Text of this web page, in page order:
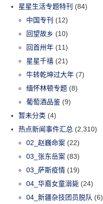
星星生活专题特刊 (84)
中国专刊 (12)
回望故乡 (10)
回首卅年 (11)
星星千禧 (21)
牛转乾坤过大年 (7)
缅怀林顿专题 (8)
葡萄酒品鉴 (9)
暂未分类 (4)
热点新闻事件汇总 (2,310)
02_赵巍命案 (22)
03_张东岳案 (83)
03_萨斯疫情 (19)
04_华裔女童溺毙 (24)
04_新疆杂技团员脱队 (6)